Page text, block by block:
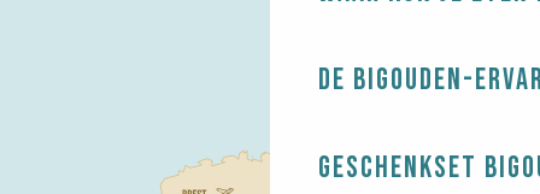
De Bigouden-
Geschenkset